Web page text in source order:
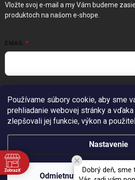
Používame súbory cookie, aby sme
prehliadanie webovej stránky a
zlepšovali jej funkcie, výkon a
Nastavenie
Odmietnuť
Vložte svoj e-mail a my Vám budeme
produktoch na našom e-shope.
EMAIL
údajov
Prihlásiť sa
Copyright 2026TechGarden.sk . Všetky
nastavenie cookies
Dobrý deň, sme
Zobraziť